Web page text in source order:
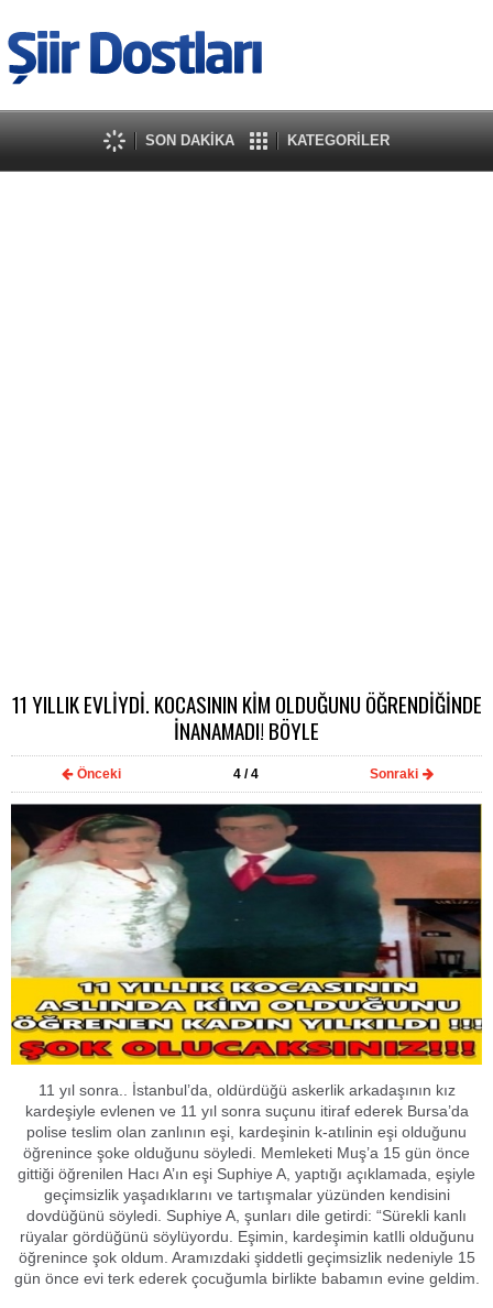
SON DAKİKA KATEGORİLER
11 YILLIK EVLİYDİ. KOCASININ KİM OLDUĞUNU ÖĞRENDİĞİNDE
İNANAMADI! BÖYLE
Önceki 4 / 4 Sonraki
11 yıl sonra.. İstanbul’da, oldürdüğü askerlik arkadaşının kız
kardeşiyle evlenen ve 11 yıl sonra suçunu itiraf ederek Bursa’da
polise teslim olan zanlının eşi, kardeşinin k-atılinin eşi olduğunu
öğrenince şoke olduğunu söyledi. Memleketi Muş’a 15 gün önce
gittiği öğrenilen Hacı A’ın eşi Suphiye A, yaptığı açıklamada, eşiyle
geçimsizlik yaşadıklarını ve tartışmalar yüzünden kendisini
dovdüğünü söyledi. Suphiye A, şunları dile getirdi: “Sürekli kanlı
rüyalar gördüğünü söylüyordu. Eşimin, kardeşimin katIli olduğunu
öğrenince şok oldum. Aramızdaki şiddetli geçimsizlik nedeniyle 15
gün önce evi terk ederek çocuğumla birlikte babamın evine geldim.